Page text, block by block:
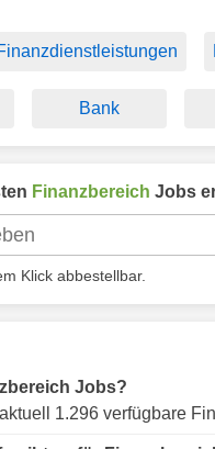
Bank
Finanzbereich Jobs
Klick abbestellbar.
Jobs?
1.296 verfügbare